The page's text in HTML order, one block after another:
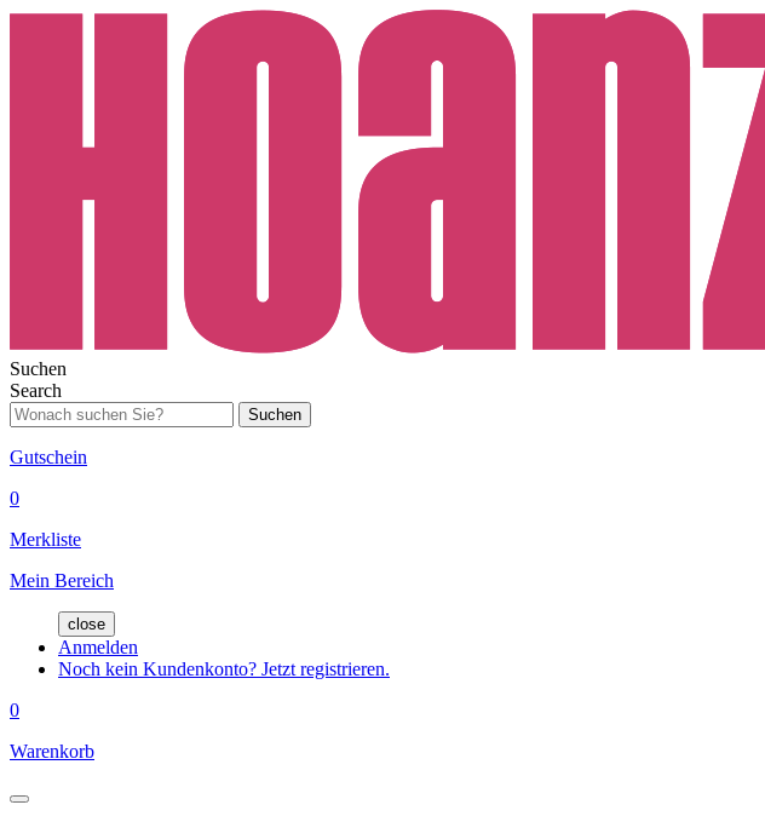
Suchen
Search
Suchen
Gutschein
0
Merkliste
Mein Bereich
close
Anmelden
Noch kein Kundenkonto? Jetzt registrieren.
0
Warenkorb